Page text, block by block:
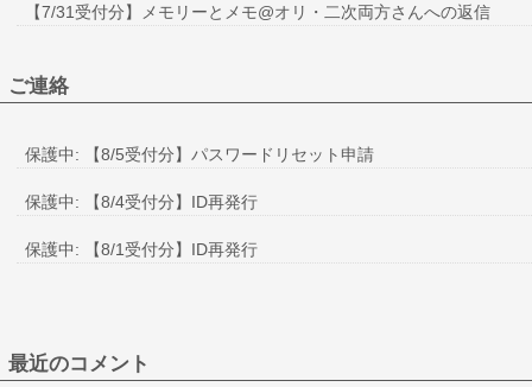
【7/31受付分】メモリーとメモ@オリ・二次両方さんへの返信
ご連絡
保護中: 【8/5受付分】パスワードリセット申請
保護中: 【8/4受付分】ID再発行
保護中: 【8/1受付分】ID再発行
最近のコメント